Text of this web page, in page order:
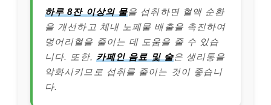
하루 8잔 이상의 물을 섭취하면 혈액 순환
을 개선하고 체내 노폐물 배출을 촉진하여
덩어리혈을 줄이는 데 도움을 줄 수 있습
니다. 또한, 카페인 음료 및 술은 생리통을
악화시키므로 섭취를 줄이는 것이 좋습니
다.